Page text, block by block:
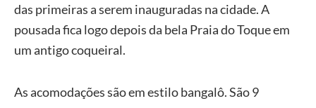
das primeiras a serem inauguradas na cidade. A
pousada fica logo depois da bela Praia do Toque em
um antigo coqueiral.
As acomodações são em estilo bangalô. São 9